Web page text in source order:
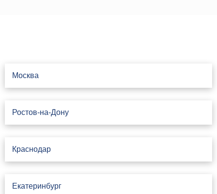
Москва
Ростов-на-Дону
Краснодар
Екатеринбург